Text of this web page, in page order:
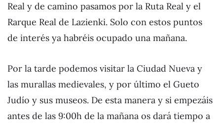
Real y de camino pasamos por la Ruta Real y el
Rarque Real de Lazienki. Solo con estos puntos
de interés ya habréis ocupado una mañana.
Por la tarde podemos visitar la Ciudad Nueva y
las murallas medievales, y por último el Gueto
Judío y sus museos. De esta manera y si empezáis
antes de las 9:00h de la mañana os dará tiempo a